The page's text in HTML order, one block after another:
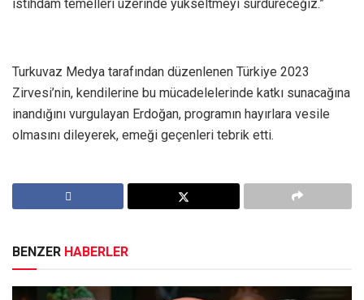
istihdam temelleri üzerinde yükseltmeyi sürdüreceğiz.”
Turkuvaz Medya tarafından düzenlenen Türkiye 2023
Zirvesi’nin, kendilerine bu mücadelelerinde katkı sunacağına
inandığını vurgulayan Erdoğan, programın hayırlara vesile
olmasını dileyerek, emeği geçenleri tebrik etti.
BENZER HABERLER